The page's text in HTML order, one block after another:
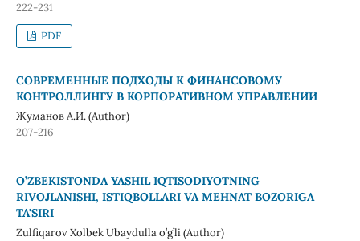
222-231
PDF
СОВРЕМЕННЫЕ ПОДХОДЫ К ФИНАНСОВОМУ
КОНТРОЛЛИНГУ В КОРПОРАТИВНОМ УПРАВЛЕНИИ
Жуманов А.И. (Author)
207-216
O’ZBEKISTONDA YASHIL IQTISODIYOTNING
RIVOJLANISHI, ISTIQBOLLARI VA MEHNAT BOZORIGA
TA'SIRI
Zulfiqarov Xolbek Ubaydulla o’g’li (Author)